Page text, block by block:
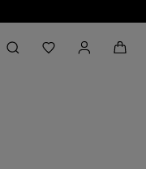
Back to My Account